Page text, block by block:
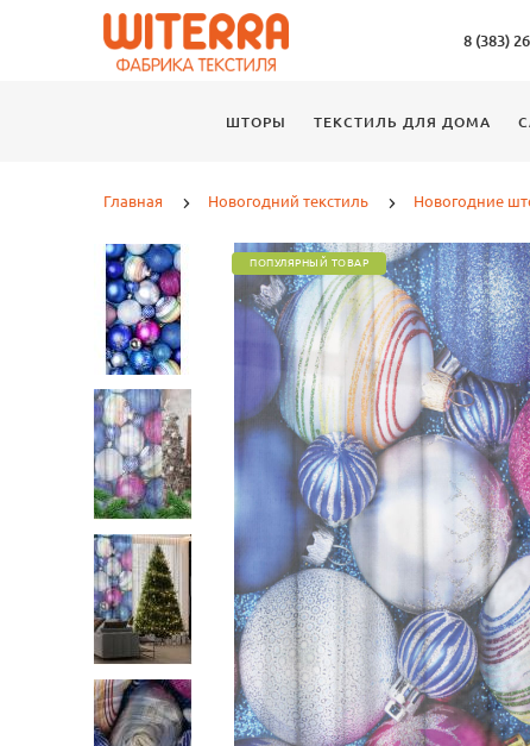
8 (383)
ШТОРЫ ТЕКСТИЛЬ ДЛЯ ДОМА
Главная Новогодний текстиль Новогодние
ПОПУЛЯРНЫЙ ТОВАР